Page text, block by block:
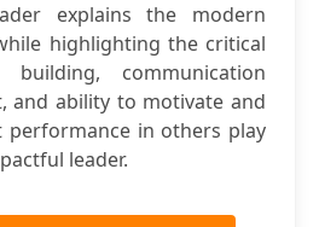
explains the modern
highlighting the critical
communication
and ability to motivate and
in others play
leader.